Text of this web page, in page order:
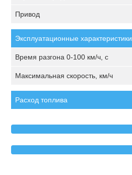
Привод
Эксплуатационные характеристики
Время разгона 0-100 км/ч, с
Максимальная скорость, км/ч
Расход топлива